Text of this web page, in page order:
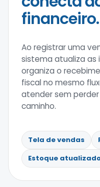
financeiro.
Ao registrar uma
sistema atualiza as
organiza o
fiscal no mesmo
atender sem
caminho.
Tela de vendas
Estoque